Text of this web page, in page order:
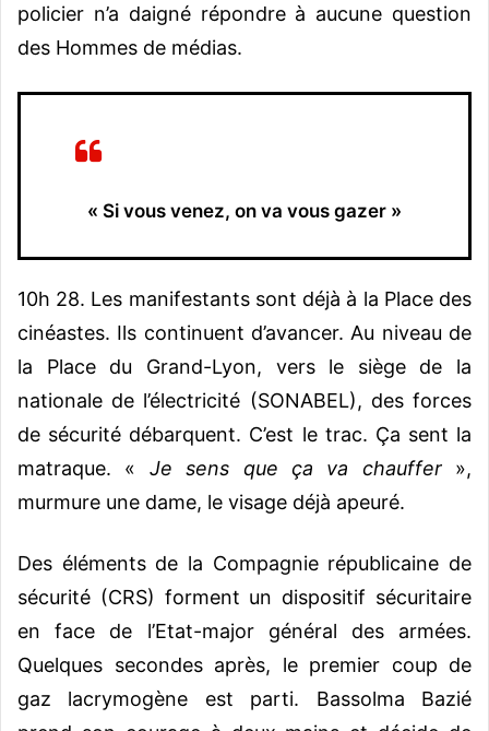
policier n’a daigné répondre à aucune question
des Hommes de médias.
« Si vous venez, on va vous gazer »
10h 28. Les manifestants sont déjà à la Place des
cinéastes. Ils continuent d’avancer. Au niveau de
la Place du Grand-Lyon, vers le siège de la
nationale de l’électricité (SONABEL), des forces
de sécurité débarquent. C’est le trac. Ça sent la
matraque. « Je sens que ça va chauffer »,
murmure une dame, le visage déjà apeuré.
Des éléments de la Compagnie républicaine de
sécurité (CRS) forment un dispositif sécuritaire
en face de l’Etat-major général des armées.
Quelques secondes après, le premier coup de
gaz lacrymogène est parti. Bassolma Bazié